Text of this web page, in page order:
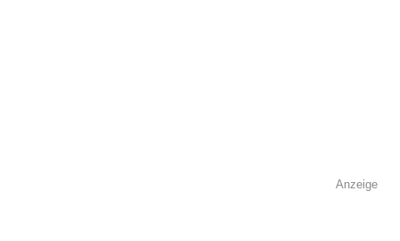
Anzeige